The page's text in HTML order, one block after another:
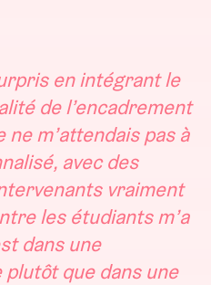
en intégrant le
de l’encadrement
m’attendais pas à
avec des
vraiment
les étudiants m’a
dans une
que dans une